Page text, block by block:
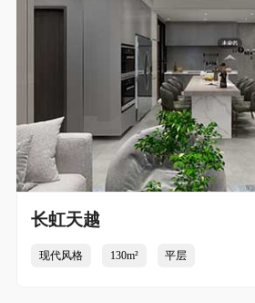
长虹天越
现代风格 130m² 平层